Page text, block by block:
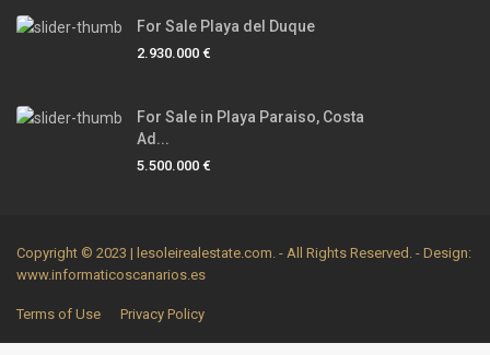
For Sale Playa del Duque
2.930.000 €
For Sale in Playa Paraiso, Costa
Ad...
5.500.000 €
Copyright © 2023 | lesoleirealestate.com. - All Rights Reserved. - Design:
www.informaticoscanarios.es
Terms of Use Privacy Policy